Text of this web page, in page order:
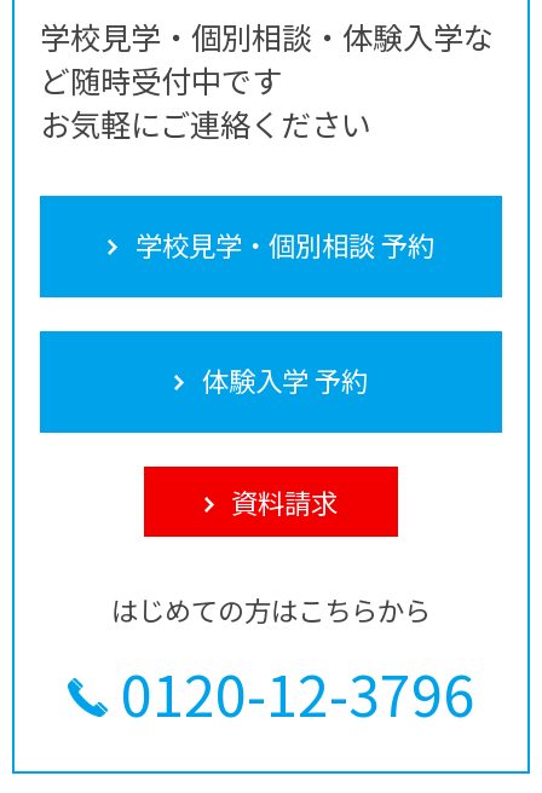
学校見学・個別相談・体験入学な
ど随時受付中です
お気軽にご連絡ください
学校見学・個別相談 予約
体験入学 予約
資料請求
はじめての方はこちらから
0120-12-3796